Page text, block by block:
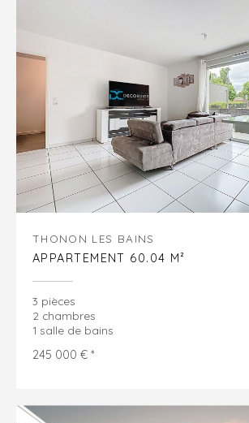
THONON LES BAINS
APPARTEMENT 60.04 M²
3 pièces
2 chambres
1 salle de bains
245 000 € *